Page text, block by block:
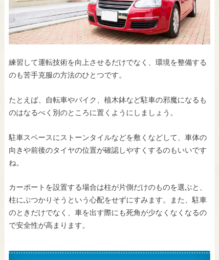
練習して運転技術を向上させるだけでなく、環境を整備する
のも苦手克服の方法のひとつです。
たとえば、自転車やバイク、植木鉢など駐車の邪魔になるも
のはなるべく別のところに置くようにしましょう。
駐車スペースにストーンタイルなどを敷くなどして、車体の
向きや前後のタイヤの位置が確認しやすくするのもいいです
ね。
カーポートを設置する場合は柱が片側だけのものを選ぶと、
柱にぶつかりそうという心配をせずにすみます。また、駐車
のときだけでなく、車を出す際にも死角が少なくなくなるの
で安全性が高まります。